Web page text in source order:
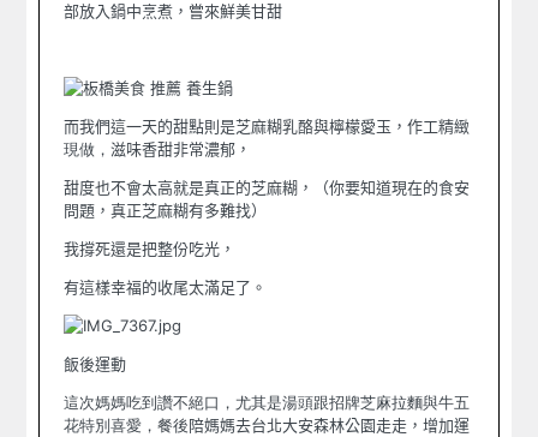
部放入鍋中烹煮，嘗來鮮美甘甜
而我們這一天的甜點則是芝麻糊乳酪與檸檬愛玉 ，作工精緻
現做，滋味香甜非常濃郁，
甜度也不會太高就是真正的芝麻糊，（你要知道現在的食安
問題，真正芝麻糊有多難找）
我撐死還是把整份吃光，
有這樣幸福的收尾太滿足了。
飯後運動
這次媽媽吃到讚不絕口，尤其是湯頭跟招牌芝麻拉麵與牛五
花特別喜愛，餐後陪媽媽去台北大安森林公園走走，增加運